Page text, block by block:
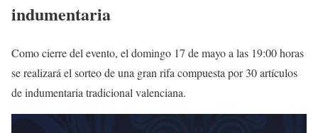
indumentaria
Como cierre del evento, el domingo 17 de mayo a las 19:00 horas
se realizará el sorteo de una gran rifa compuesta por 30 artículos
de indumentaria tradicional valenciana.